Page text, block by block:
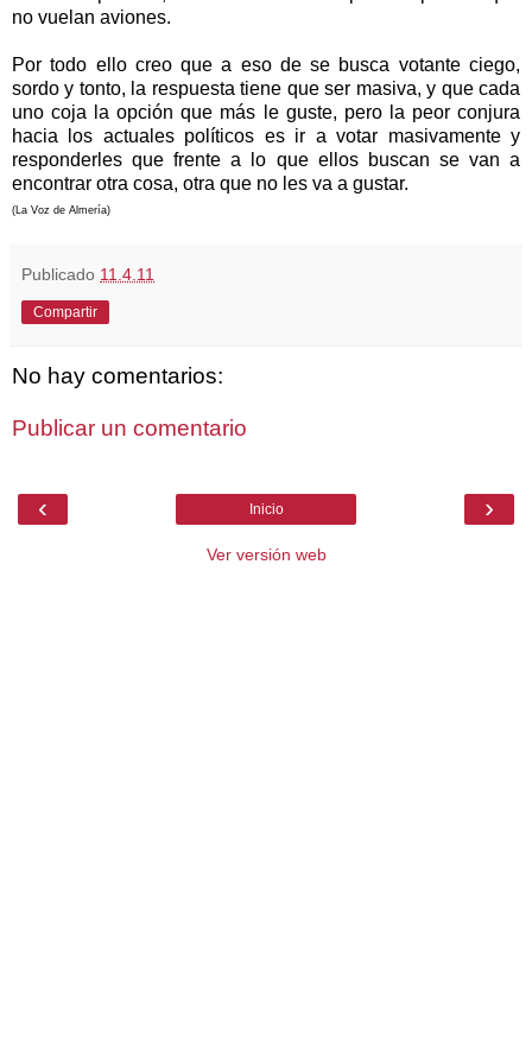
no vuelan aviones.
Por todo ello creo que a eso de se busca votante ciego,
sordo y tonto, la respuesta tiene que ser masiva, y que cada
uno coja la opción que más le guste, pero la peor conjura
hacia los actuales políticos es ir a votar masivamente y
responderles que frente a lo que ellos buscan se van a
encontrar otra cosa, otra que no les va a gustar.
(La Voz de Almería)
Publicado 11.4.11
Compartir
No hay comentarios:
Publicar un comentario
‹ ›
Inicio
Ver versión web